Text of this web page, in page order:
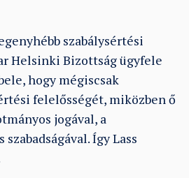
szabálysértési
Helsinki Bizottság ügyfele
hogy mégiscsak
felelősségét, miközben ő
jogával, a
Így Lass